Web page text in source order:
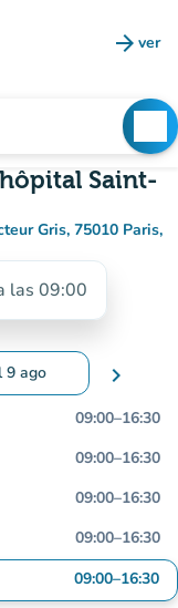
arrow_forward ver
Saint-
Gris, 75010 Paris,
Maps)
las 09:00
9 agocambiar las
chevron_right
09:00–16:30
09:00–16:30
09:00–16:30
09:00–16:30
09:00–16:30